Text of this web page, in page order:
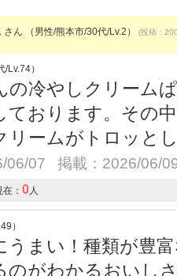
さん （男性/熊本市/30代/Lv.2） (投稿：
Lv.74）
の冷やしクリーム
ております。その
リームがトロッと
06/07 掲載：2026/06/
在： 0人
）
うまい！種類が豊
のがわかるおいし